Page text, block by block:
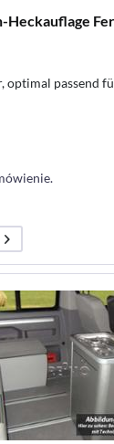
optimal passend